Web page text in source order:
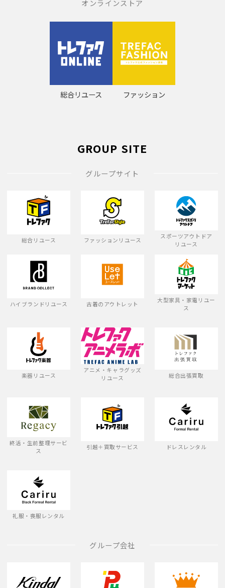
オンラインストア
総合リユース ファッション
GROUP SITE
グループサイト
総合リユース ファッションリユース
スポーツアウトドア
リユース
ハイブランドリユース 古着のアウトレット
大型家具・家電リユー
ス
楽器リユース
アニメ・キャラグッズ
リユース
総合出張買取
終活・生前整理サービ
ス
引越＋買取サービス ドレスレンタル
礼服・喪服レンタル
グループ会社